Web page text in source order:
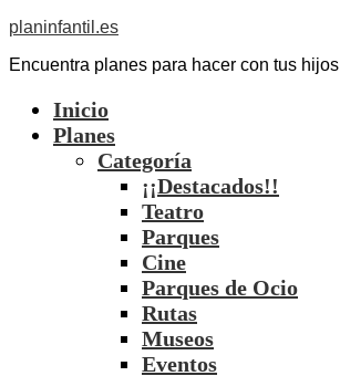
planinfantil.es
Encuentra planes para hacer con tus hijos
Inicio
Planes
Categoría
¡¡Destacados!!
Teatro
Parques
Cine
Parques de Ocio
Rutas
Museos
Eventos